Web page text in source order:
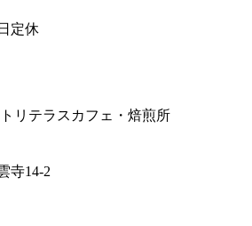
定休
リテラスカフェ・焙煎所
寺14-2